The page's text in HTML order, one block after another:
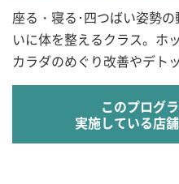
座る・寝る･四つばい姿勢
いに体を整えるクラス。ホ
カラダのめぐり改善やデト
このプログ
実施している店